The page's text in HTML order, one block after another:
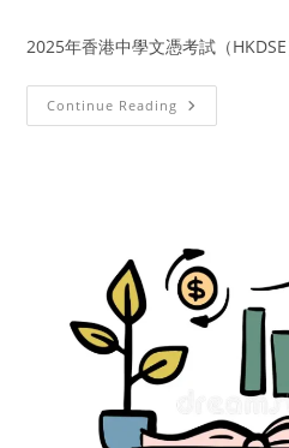
2025年香港中學文憑考試（
Continue Reading